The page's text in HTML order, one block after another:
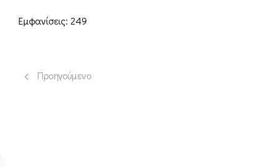
Εμφανίσεις: 249
Προηγούμενο άρθρο: Προκήρυξη εισαγωγής
Προηγούμενο